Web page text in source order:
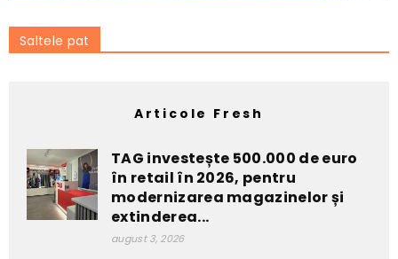
Saltele pat
Articole Fresh
TAG investește 500.000 de euro
în retail în 2026, pentru
modernizarea magazinelor și
extinderea...
august 3, 2026